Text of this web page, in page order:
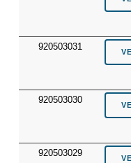
920503031
920503030
920503029